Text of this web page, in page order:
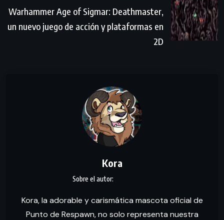
Warhammer Age of Sigmar: Deathmaster,
un nuevo juego de acción y plataformas en
2D
Kora
Kora, la adorable y carismática mascota oficial de
Punto de Respawn, no solo representa nuestra